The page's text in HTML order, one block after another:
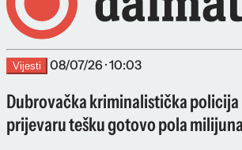
Vijesti 08/07/26 · 10:03
Dubrovačka kriminalistička
prijevaru tešku gotovo pola